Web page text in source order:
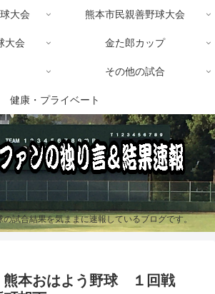
試合結果を気ままに速報しているブログです。
大会 熊本市民親善野球大会
大会 金た郎カップ
その他の試合
健康・プライベート
本おはよう野球 １回戦